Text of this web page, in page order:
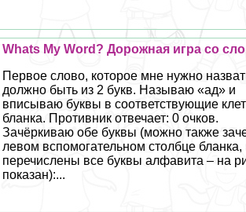
Whats My Word? Дорожная игра со
Первое слово, которое мне нужно
должно быть из 2 букв. Называю «ад» и
вписываю буквы в соответствующие
бланка. Противник отвечает: 0 очков.
Зачёркиваю обе буквы (можно также
левом вспомогательном столбце бланка,
перечислены все буквы алфавита – на
показан):...